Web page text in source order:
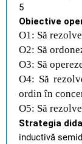
5
Obiective
O1: Să
O2: Să
O3: Să
O4: Să
ordin în
O5: Să
Strategia
inductivă